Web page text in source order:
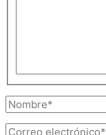
Nombre*
Correo